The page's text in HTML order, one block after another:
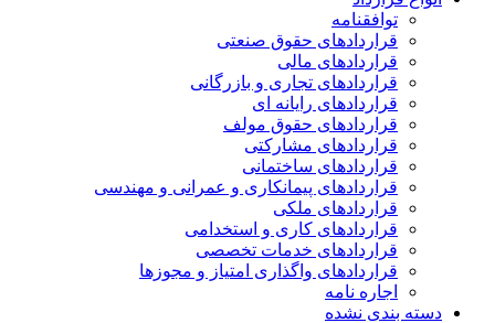
توافقنامه
قراردادهای حقوق صنعتی
قراردادهای مالی
قراردادهای تجاری و بازرگانی
قراردادهای رایانه ای
قراردادهای حقوق مولف
قراردادهای مشارکتی
قراردادهای ساختمانی
قراردادهای پیمانکاری و عمرانی و مهندسی
قراردادهای ملکی
قراردادهای کاری و استخدامی
قراردادهای خدمات تخصصی
قراردادهای واگذاری امتیاز و مجوزها
اجاره نامه
دسته بندی نشده